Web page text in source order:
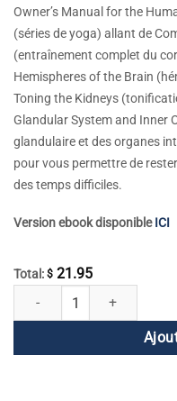
Owner’s Manual for the
(séries de yoga) allant de
(entraînement complet du
Hemispheres of the Brain
Toning the Kidneys
Glandular System and Inner
glandulaire et des organes
pour vous permettre de
des temps difficiles.
Version ebook disponibleICI
Total: $ 21.95
quantité de Manuel